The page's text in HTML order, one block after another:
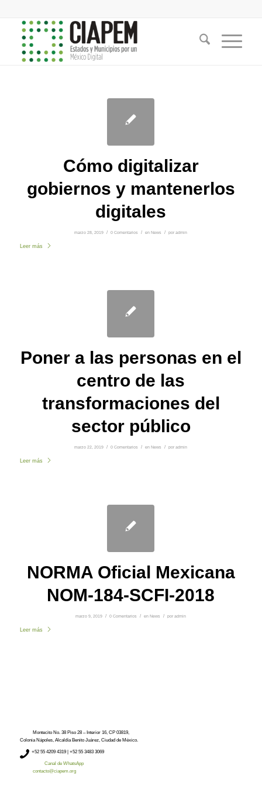
Cómo digitalizar
gobiernos y mantenerlos
digitales
marzo 28, 2019 / 0 Comentarios / enNews / poradmin
Leer más
Poner a las personas en el
centro de las
transformaciones del
sector público
marzo 22, 2019 / 0 Comentarios / enNews / poradmin
Leer más
NORMA Oficial Mexicana
NOM-184-SCFI-2018
marzo 9, 2019 / 0 Comentarios / enNews / poradmin
Leer más
Montecito No. 38 Piso 28 – Interior 16, CP 03819,
Colonia Nápoles, Alcaldía Benito Juárez, Ciudad de México.
+52 55 4209 4319 | +52 55 3483 3069
Canal de WhatsApp
contacto@ciapem.org